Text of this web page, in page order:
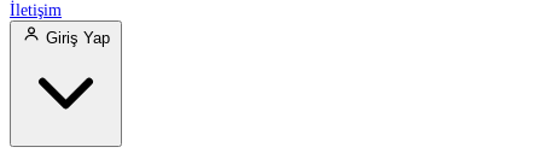
İletişim
Giriş Yap